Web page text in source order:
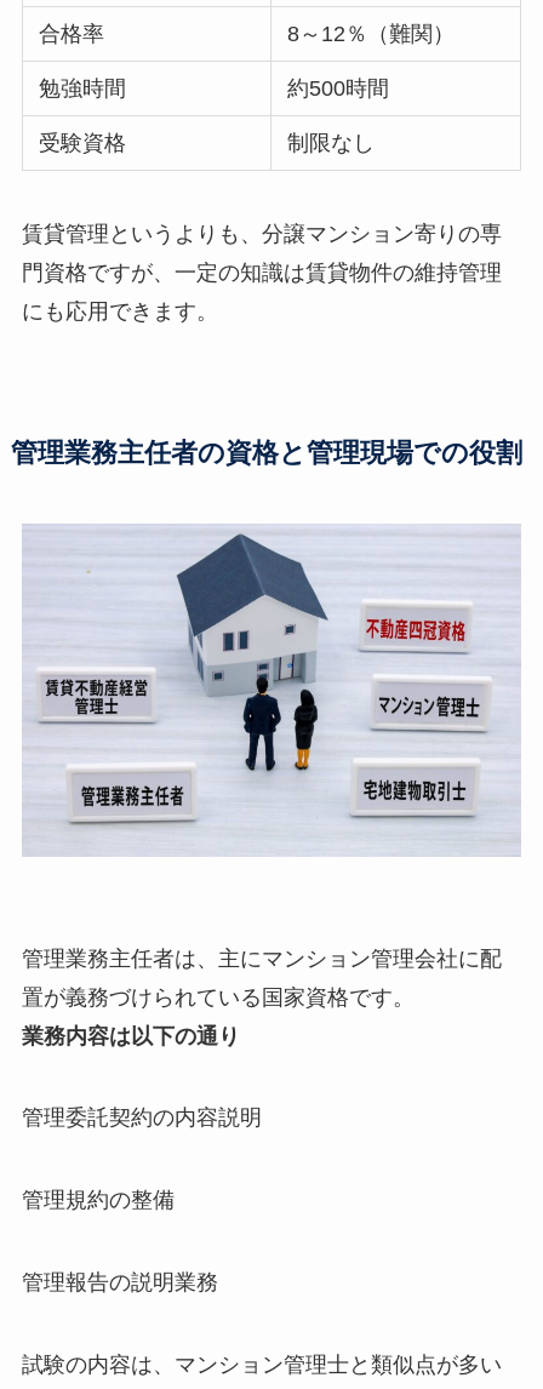
合格率 8～12％（難関）
勉強時間 約500時間
受験資格 制限なし
賃貸管理というよりも、分譲マンション寄りの専
門資格ですが、一定の知識は賃貸物件の維持管理
にも応用できます。
管理業務主任者の資格と管理現場での役割
管理業務主任者は、主にマンション管理会社に配
置が義務づけられている国家資格です。
業務内容は以下の通り
管理委託契約の内容説明
管理規約の整備
管理報告の説明業務
試験の内容は、マンション管理士と類似点が多い